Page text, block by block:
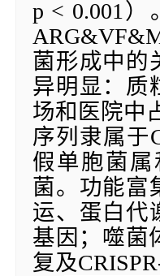
p < 0.001 ）
菌形成中的
异明显：质
场和医院中
序列隶属于
假单胞菌
菌。功能富
运、蛋白代
基因；噬菌
复及